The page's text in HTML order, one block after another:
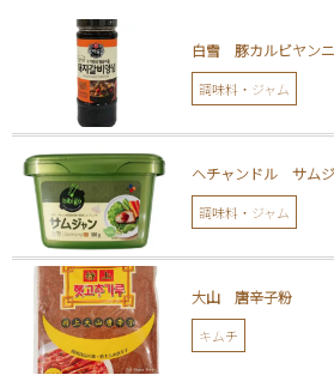
白雪 豚カルビヤン
調味料・ジャム
ヘチャンドル サム
調味料・ジャム
大山 唐辛子粉
キムチ